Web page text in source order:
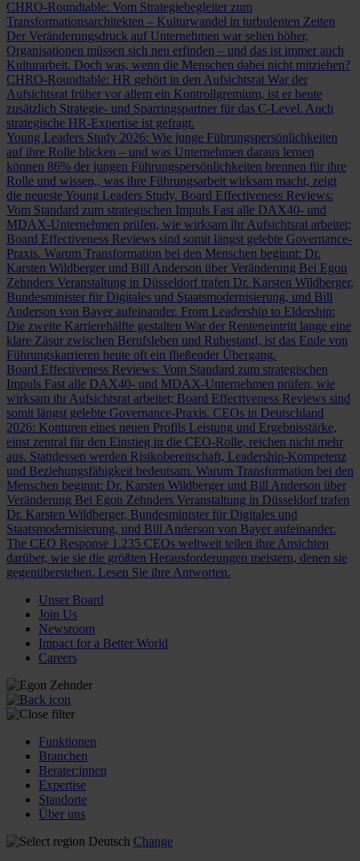
CHRO-Roundtable: Vom Strategiebegleiter zum
Transformationsarchitekten – Kulturwandel in turbulenten Zeiten
Der Veränderungsdruck auf Unternehmen war selten höher,
Organisationen müssen sich neu erfinden – und das ist immer auch
Kulturarbeit. Doch was, wenn die Menschen dabei nicht mitziehen?
CHRO-Roundtable: HR gehört in den Aufsichtsrat War der
Aufsichtsrat früher vor allem ein Kontrollgremium, ist er heute
zusätzlich Strategie- und Sparringspartner für das C-Level. Auch
strategische HR-Expertise ist gefragt.
Young Leaders Study 2026: Wie junge Führungspersönlichkeiten
auf ihre Rolle blicken – und was Unternehmen daraus lernen
können 86% der jungen Führungspersönlichkeiten brennen für ihre
Rolle und wissen,, was ihre Führungsarbeit wirksam macht, zeigt
die neueste Young Leaders Study. Board Effectiveness Reviews:
Vom Standard zum strategischen Impuls Fast alle DAX40- und
MDAX-Unternehmen prüfen, wie wirksam ihr Aufsichtsrat arbeitet;
Board Effectiveness Reviews sind somit längst gelebte Governance-
Praxis. Warum Transformation bei den Menschen beginnt: Dr.
Karsten Wildberger und Bill Anderson über Veränderung Bei Egon
Zehnders Veranstaltung in Düsseldorf trafen Dr. Karsten Wildberger,
Bundesminister für Digitales und Staatsmodernisierung, und Bill
Anderson von Bayer aufeinander. From Leadership to Eldership:
Die zweite Karrierehälfte gestalten War der Renteneintritt lange eine
klare Zäsur zwischen Berufsleben und Ruhestand, ist das Ende von
Führungskarrieren heute oft ein fließender Übergang.
Board Effectiveness Reviews: Vom Standard zum strategischen
Impuls Fast alle DAX40- und MDAX-Unternehmen prüfen, wie
wirksam ihr Aufsichtsrat arbeitet; Board Effectiveness Reviews sind
somit längst gelebte Governance-Praxis. CEOs in Deutschland
2026: Konturen eines neuen Profils Leistung und Ergebnisstärke,
einst zentral für den Einstieg in die CEO-Rolle, reichen nicht mehr
aus. Stattdessen werden Risikobereitschaft, Leadership-Kompetenz
und Beziehungsfähigkeit bedeutsam. Warum Transformation bei den
Menschen beginnt: Dr. Karsten Wildberger und Bill Anderson über
Veränderung Bei Egon Zehnders Veranstaltung in Düsseldorf trafen
Dr. Karsten Wildberger, Bundesminister für Digitales und
Staatsmodernisierung, und Bill Anderson von Bayer aufeinander.
The CEO Response 1.235 CEOs weltweit teilen ihre Ansichten
darüber, wie sie die größten Herausforderungen meistern, denen sie
gegenüberstehen. Lesen Sie ihre Antworten.
Unser Board
Join Us
Newsroom
Impact for a Better World
Careers
Funktionen
Branchen
Berater:innen
Expertise
Standorte
Über uns
Deutsch Change